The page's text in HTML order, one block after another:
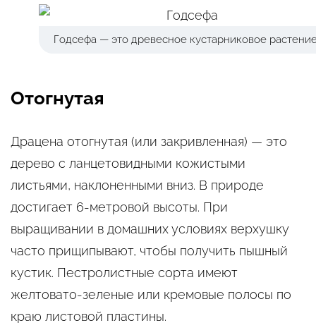
Годсефа — это древесное кустарниковое
Отогнутая
Драцена отогнутая (или закривленная) — это
дерево с ланцетовидными кожистыми
листьями, наклоненными вниз. В природе
достигает 6-метровой высоты. При
выращивании в домашних условиях верхушку
часто прищипывают, чтобы получить пышный
кустик. Пестролистные сорта имеют
желтовато-зеленые или кремовые полосы по
краю листовой пластины.